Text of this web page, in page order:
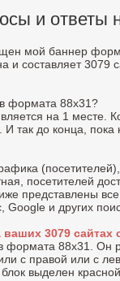
и ответы
мой баннер
составляет 3079
формата 88x31?
на 1 месте.
так до конца, пока
посетителей
представлены
и других
ваших 3079
формата 88x31. Он
с правой или c
выделен